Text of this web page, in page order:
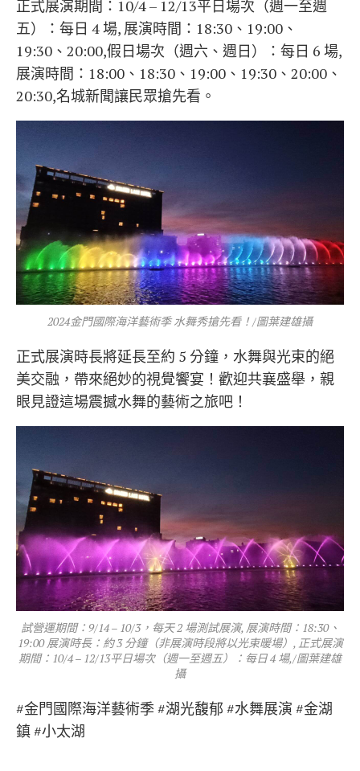
正式展演期間：10/4 – 12/13平日場次（週一至週
五）：每日 4 場, 展演時間：18:30、19:00、
19:30、20:00,假日場次（週六、週日）：每日 6 場,
展演時間：18:00、18:30、19:00、19:30、20:00、
20:30,名城新聞讓民眾搶先看。
2024金門國際海洋藝術季 水舞秀搶先看！/圖葉建雄攝
正式展演時長將延長至約 5 分鐘，水舞與光束的絕
美交融，帶來絕妙的視覺饗宴！歡迎共襄盛舉，親
眼見證這場震撼水舞的藝術之旅吧！
試營運期間：9/14 – 10/3，每天 2 場測試展演, 展演時間：18:30、
19:00 展演時長：約 3 分鐘（非展演時段將以光束暖場）, 正式展演
期間：10/4 – 12/13平日場次（週一至週五）：每日 4 場,/圖葉建雄
攝
#金門國際海洋藝術季 #湖光馥郁 #水舞展演 #金湖
鎮 #小太湖